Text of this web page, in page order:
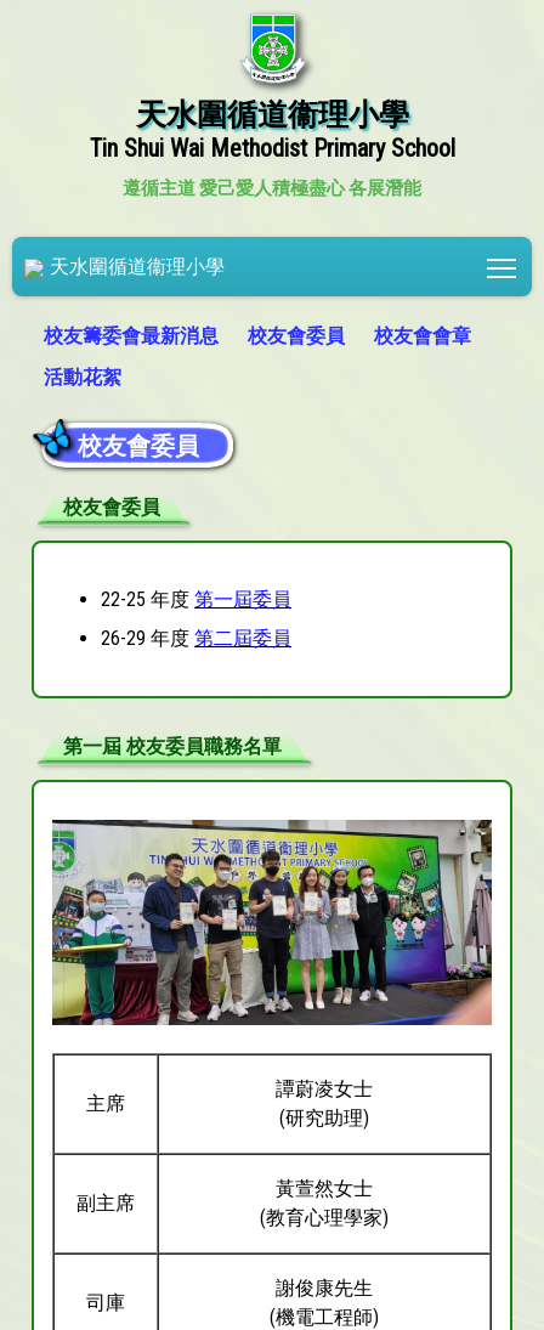
天水圍循道衞理小學
Tin Shui Wai Methodist Primary School
遵循主道 愛己愛人積極盡心 各展潛能
天水圍循道衞理小學
校友籌委會最新消息 校友會委員
校友會會章
活動花絮
校友會委員
校友會委員
22-25 年度 第一屆委員
26-29 年度 第二屆委員
第一屆 校友委員職務名單
主席
譚蔚凌女士
(研究助理)
副主席
黃萱然女士
(教育心理學家)
司庫
謝俊康先生
(機電工程師)